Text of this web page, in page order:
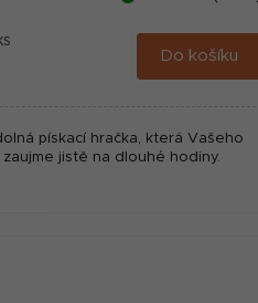
Do košíku
pískací hračka, která Vašeho
zaujme jistě na dlouhé hodiny.